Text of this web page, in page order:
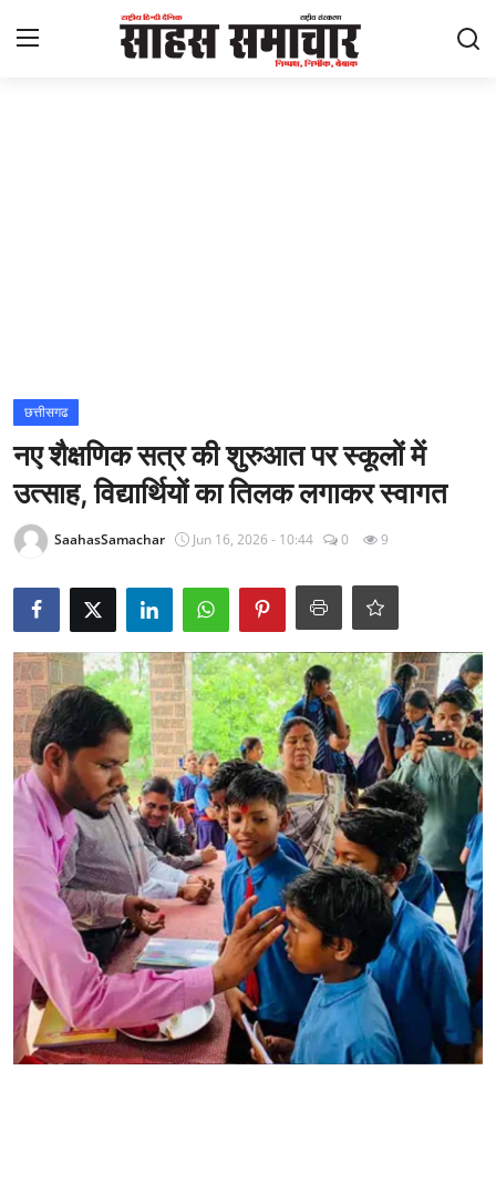
राज्य
अंतराष्ट्रीय
Epaper
धर्म
लाइफस्टाइल
टेक
छत्तीसगढ
नए शैक्षणिक सत्र की शुरुआत पर स्कूलों में
उत्साह, विद्यार्थियों का तिलक लगाकर स्वागत
SaahasSamachar Jun 16, 2026 - 10:44 0 9